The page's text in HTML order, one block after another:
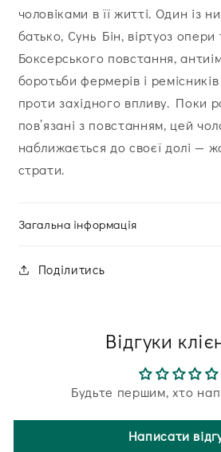
чоловіками в її житті. Один із
батько, Сунь Бін, віртуоз опери
Боксерського повстання,
боротьби фермерів і
проти західного впливу. Поки
пов’язані з повстанням, цей
наближається до своєї долі —
страти.
Загальна інформація
Поділитись
Відгуки
Будьте першим, хто
Написати